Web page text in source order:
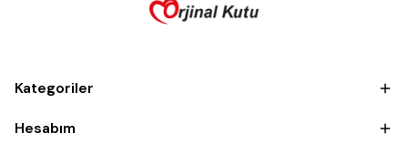
Kategoriler
Hesabım